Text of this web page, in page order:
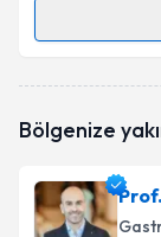
oluşturun.
E-posta
Bölgenize